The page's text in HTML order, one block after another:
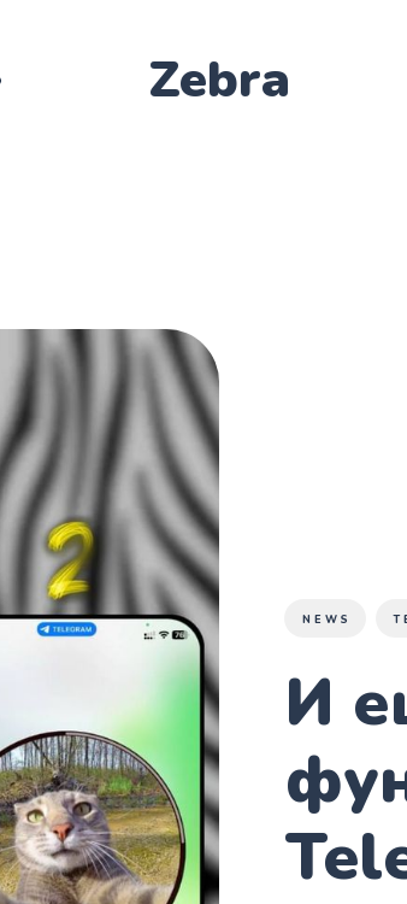
Zebra
NEWS
И